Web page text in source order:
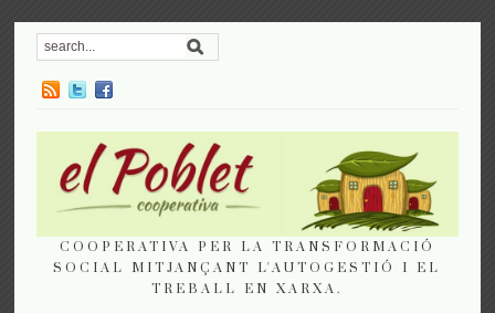
COOPERATIVA PER LA TRANSFORMACIÓ
SOCIAL MITJANÇANT L'AUTOGESTIÓ I EL
TREBALL EN XARXA.